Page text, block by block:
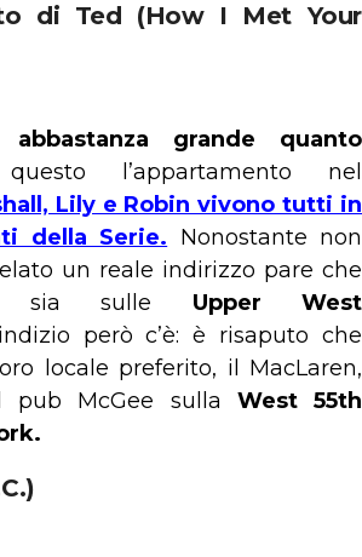
di Ted (How I Met Your
grande quanto
l’appartamento nel
Lily e Robin vivono tutti in
della Serie. Nonostante non
un reale indirizzo pare che
sia sulle Upper West
però c’è: è risaputo che
locale preferito, il MacLaren,
pub McGee sulla West 55th